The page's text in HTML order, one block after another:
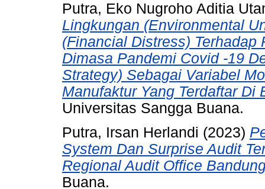
Putra, Eko Nugroho Aditia
Lingkungan (Environmental
(Financial Distress) Terhadap
Dimasa Pandemi Covid -19
Strategy) Sebagai Variabel
Manufaktur Yang Terdaftar Di
Universitas Sangga Buana.
Putra, Irsan Herlandi (2023)
System Dan Surprise Audit
Regional Audit Office
Buana.